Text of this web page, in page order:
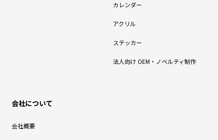
カレンダー
アクリル
ステッカー
法人向け OEM・ノベルティ制作
会社について
会社概要